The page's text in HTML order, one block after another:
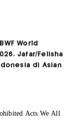
World
Jafar/Felisha
di Asian